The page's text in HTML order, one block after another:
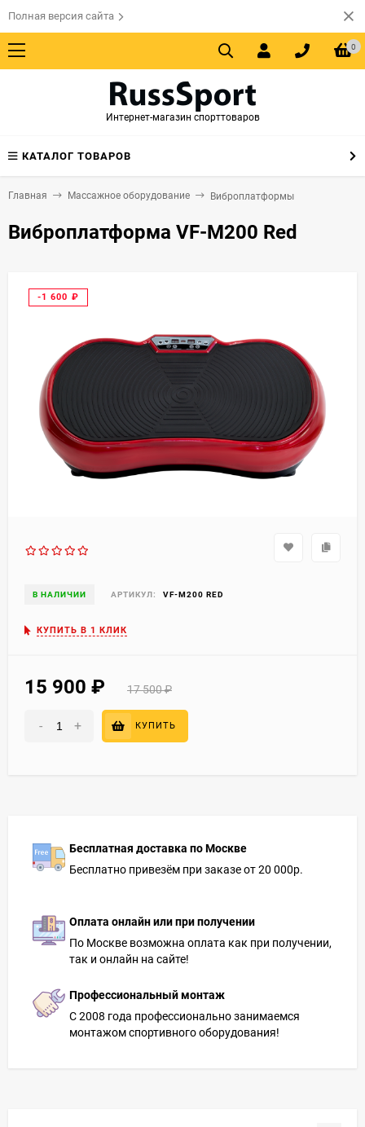
Полная версия сайта
0
Интернет-магазин спорттоваров
КАТАЛОГ ТОВАРОВ
Главная Массажное оборудование Виброплатформы
Виброплатформа VF-M200 Red
-1 600
В НАЛИЧИИ АРТИКУЛ: VF-M200 RED
КУПИТЬ В 1 КЛИК
15 900 17 500
- + КУПИТЬ
Бесплатная доставка по Москве
Бесплатно привезём при заказе от 20 000р.
Оплата онлайн или при получении
По Москве возможна оплата как при получении,
так и онлайн на сайте!
Профессиональный монтаж
С 2008 года профессионально занимаемся
монтажом спортивного оборудования!